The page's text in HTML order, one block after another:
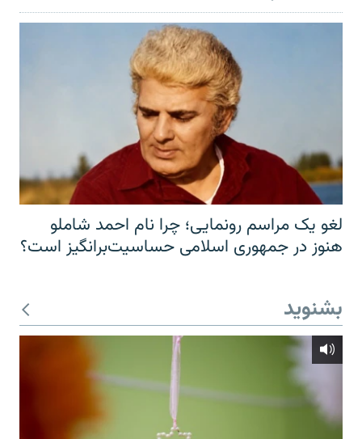
لغو یک مراسم رونمایی؛ چرا نام احمد شاملو
هنوز در جمهوری اسلامی حساسیت‌برانگیز است؟
بشنوید